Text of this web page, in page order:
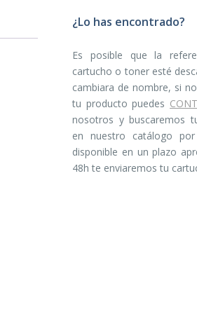
¿Lo has encontrado?
Es posible que la
cartucho o toner esté
cambiara de nombre, si
tu producto puedes
nosotros y buscaremos
en nuestro catálogo
disponible en un plazo
48h te enviaremos tu